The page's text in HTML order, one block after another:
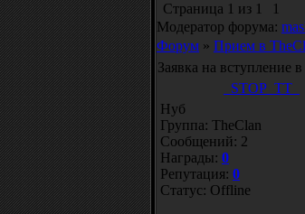
Страница 1 из 1
1
Модератор форума:
Форум » Прием в
Заявка на вступление
_STOP_TT_
Нуб
Группа: TheClan
Сообщений: 2
Награды: 0
Репутация: 0
Статус: Offline